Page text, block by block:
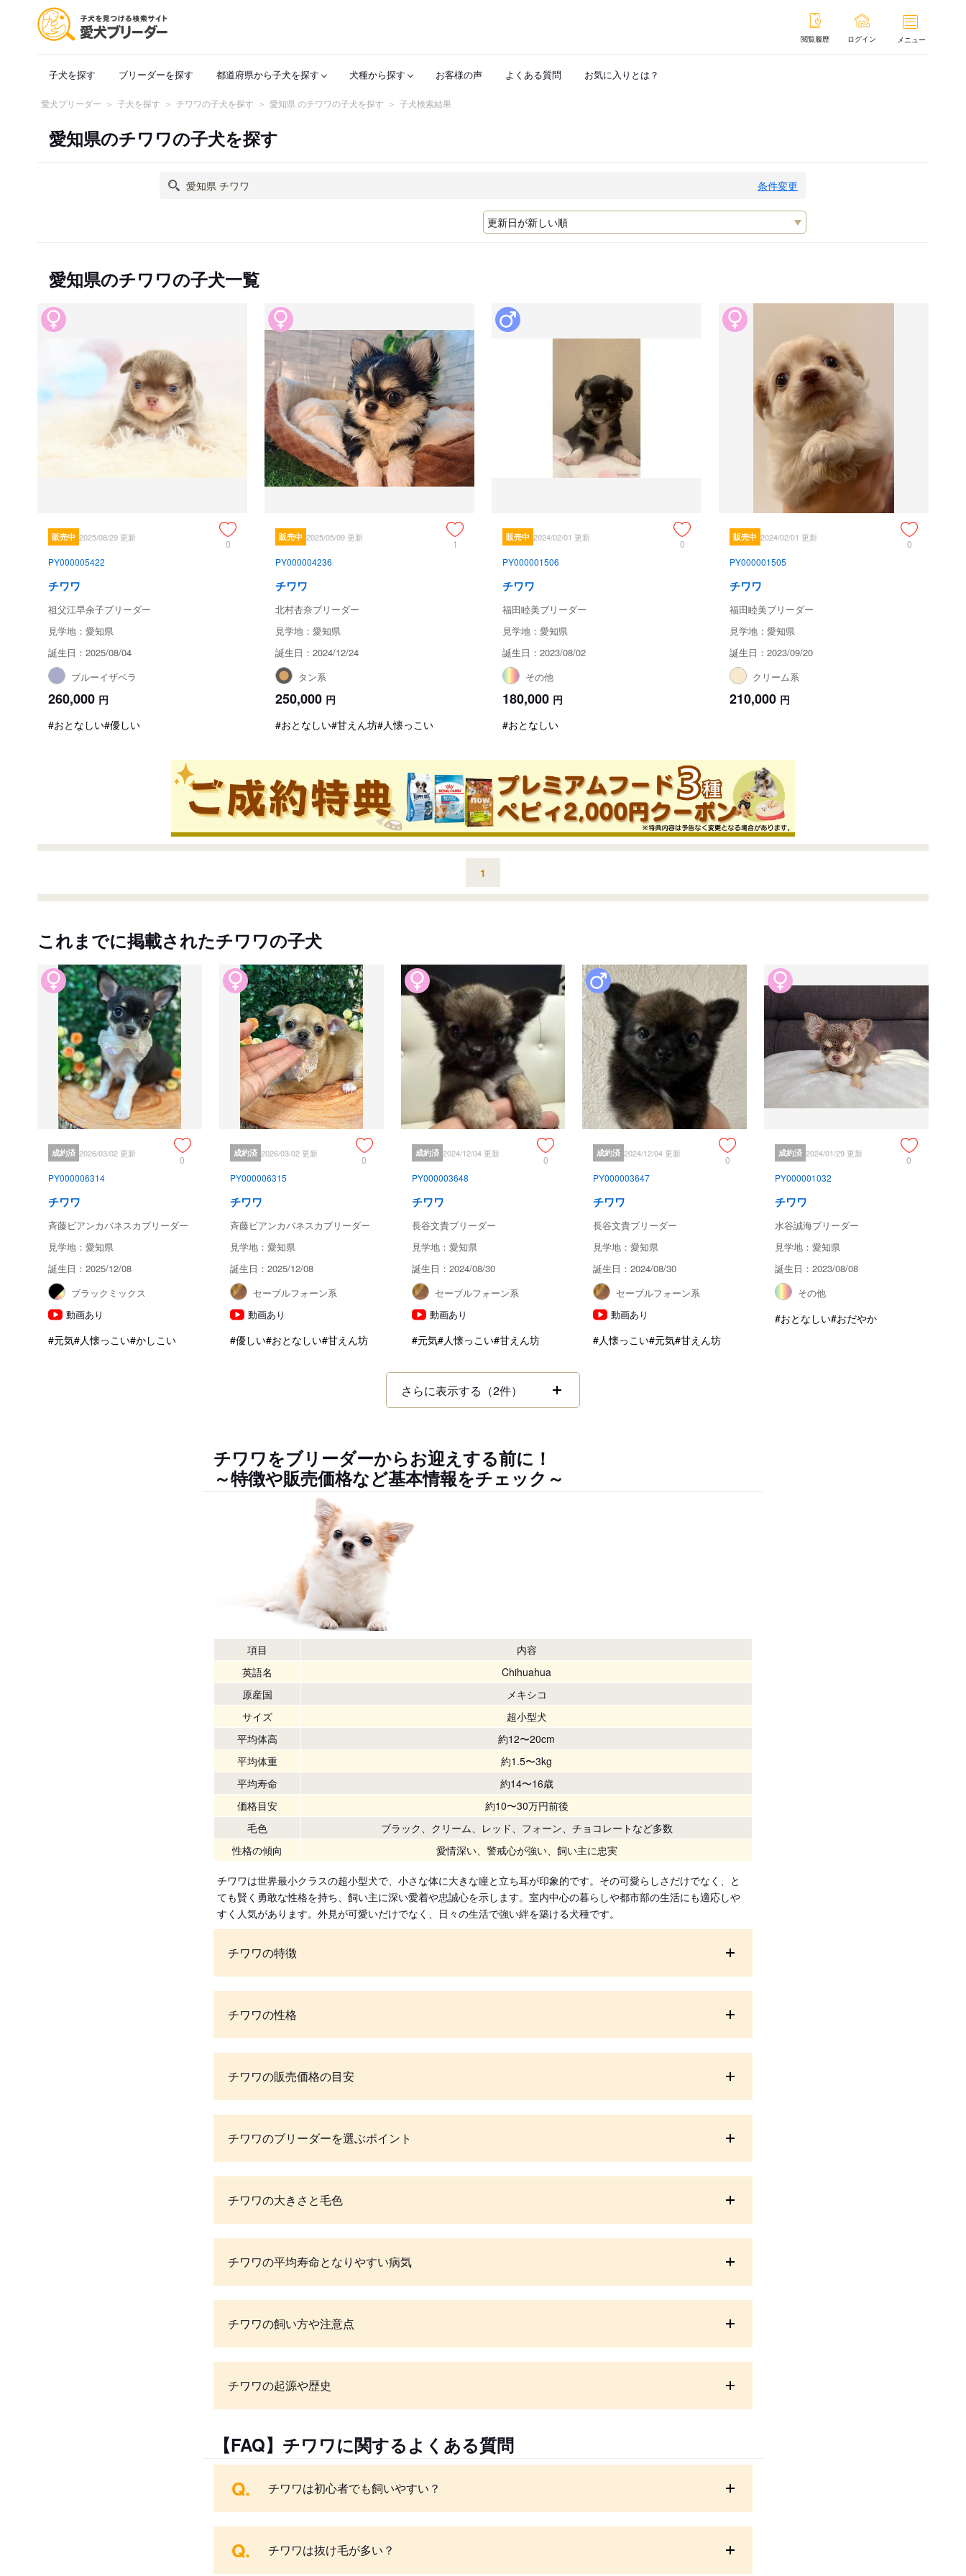
閲覧履歴 ログイン メニュー
子犬を探す ブリーダーを探す 都道府県から子犬を探す 犬種から探す お客様の声 よくある質問 お気に入りとは？
愛犬ブリーダー 子犬を探す チワワの子犬を探す 愛知県 のチワワの子犬を探す 子犬検索結果
愛知県のチワワの子犬を探す
条件変更
愛知県のチワワの子犬一覧
販売中 2025/08/29 更新
0
PY000005422
チワワ
祖父江早余子ブリーダー
見学地：愛知県
誕生日：2025/08/04
ブルーイザベラ
260,000 円
#おとなしい#優しい
販売中 2025/05/09 更新
1
PY000004236
チワワ
北村杏奈ブリーダー
見学地：愛知県
誕生日：2024/12/24
タン系
250,000 円
#おとなしい#甘えん坊#人懐っこい
販売中 2024/02/01 更新
0
PY000001506
チワワ
福田睦美ブリーダー
見学地：愛知県
誕生日：2023/08/02
その他
180,000 円
#おとなしい
販売中 2024/02/01 更新
0
PY000001505
チワワ
福田睦美ブリーダー
見学地：愛知県
誕生日：2023/09/20
クリーム系
210,000 円
1
これまでに掲載されたチワワの子犬
成約済 2026/03/02 更新
0
PY000006314
チワワ
斉藤ビアンカバネスカブリーダー
見学地：愛知県
誕生日：2025/12/08
ブラックミックス
動画あり
#元気#人懐っこい#かしこい
成約済 2026/03/02 更新
0
PY000006315
チワワ
斉藤ビアンカバネスカブリーダー
見学地：愛知県
誕生日：2025/12/08
セーブルフォーン系
動画あり
#優しい#おとなしい#甘えん坊
成約済 2024/12/04 更新
0
PY000003648
チワワ
長谷文貴ブリーダー
見学地：愛知県
誕生日：2024/08/30
セーブルフォーン系
動画あり
#元気#人懐っこい#甘えん坊
成約済 2024/12/04 更新
0
PY000003647
チワワ
長谷文貴ブリーダー
見学地：愛知県
誕生日：2024/08/30
セーブルフォーン系
動画あり
#人懐っこい#元気#甘えん坊
成約済 2024/01/29 更新
0
PY000001032
チワワ
水谷誠海ブリーダー
見学地：愛知県
誕生日：2023/08/08
その他
#おとなしい#おだやか
さらに表示する（2件）
チワワをブリーダーからお迎えする前に！
～特徴や販売価格など基本情報をチェック～
項目
内容
英語名
Chihuahua
原産国
メキシコ
サイズ
超小型犬
平均体高
約12〜20cm
平均体重
約1.5〜3kg
平均寿命
約14〜16歳
価格目安
約10〜30万円前後
毛色
ブラック、クリーム、レッド、フォーン、チョコレートなど多数
性格の傾向
愛情深い、警戒心が強い、飼い主に忠実
チワワは世界最小クラスの超小型犬で、小さな体に大きな瞳と立ち耳が印象的です。その可愛らしさだけでなく、と
ても賢く勇敢な性格を持ち、飼い主に深い愛着や忠誠心を示します。室内中心の暮らしや都市部の生活にも適応しや
すく人気があります。外見が可愛いだけでなく、日々の生活で強い絆を築ける犬種です。
チワワの特徴
チワワの性格
チワワの販売価格の目安
チワワのブリーダーを選ぶポイント
チワワの大きさと毛色
チワワの平均寿命となりやすい病気
チワワの飼い方や注意点
チワワの起源や歴史
【FAQ】チワワに関するよくある質問
Q. チワワは初心者でも飼いやすい？
Q. チワワは抜け毛が多い？